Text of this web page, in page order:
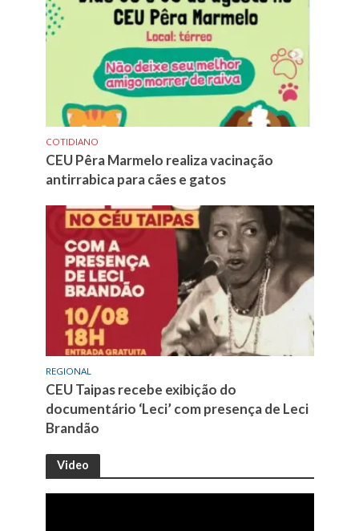
COTIDIANO
CEU Pêra Marmelo realiza vacinação
antirrabica para cães e gatos
REGIONAL
CEU Taipas recebe exibição do
documentário ‘Leci’ com presença de Leci
Brandão
Video